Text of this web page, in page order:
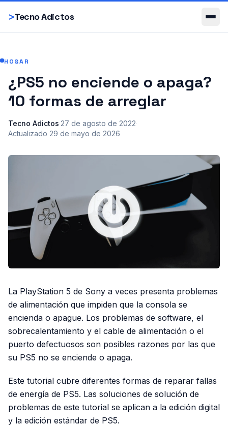
>Tecno Adictos
Smartphones
HOGAR
¿PS5 no enciende o apaga?
10 formas de arreglar
Tecno Adictos·27 de agosto de 2022·
Actualizado 29 de mayo de 2026
La PlayStation 5 de Sony a veces presenta problemas
de alimentación que impiden que la consola se
encienda o apague. Los problemas de software, el
sobrecalentamiento y el cable de alimentación o el
puerto defectuosos son posibles razones por las que
su PS5 no se enciende o apaga.
Este tutorial cubre diferentes formas de reparar fallas
de energía de PS5. Las soluciones de solución de
problemas de este tutorial se aplican a la edición digital
y la edición estándar de PS5.